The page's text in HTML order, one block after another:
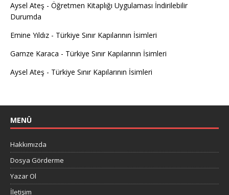
Aysel Ateş - Öğretmen Kitaplığı Uygulaması İndirilebilir
Durumda
Emine Yıldız - Türkiye Sınır Kapılarının İsimleri
Gamze Karaca - Türkiye Sınır Kapılarının İsimleri
Aysel Ateş - Türkiye Sınır Kapılarının İsimleri
MENÜ
Hakkımızda
Dosya Görderme
Yazar Ol
İletişim